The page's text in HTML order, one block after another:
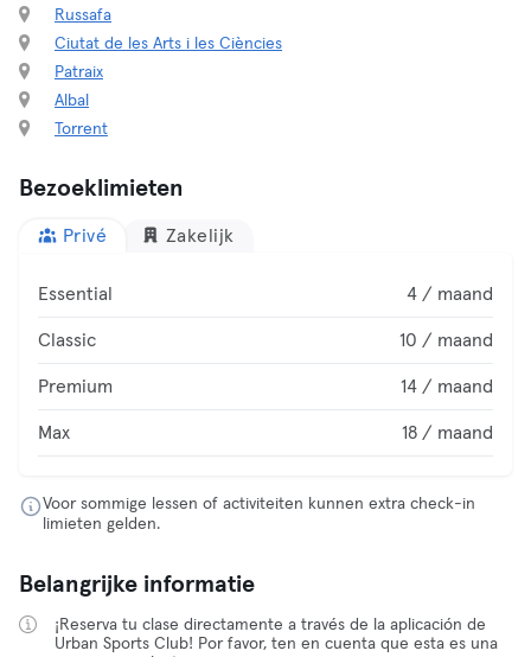
Russafa
Ciutat de les Arts i les Ciències
Patraix
Albal
Torrent
Bezoeklimieten
Privé Zakelijk
Essential 4 / maand
Classic 10 / maand
Premium 14 / maand
Max 18 / maand
Voor sommige lessen of activiteiten kunnen extra check-in
limieten gelden.
Belangrijke informatie
¡Reserva tu clase directamente a través de la aplicación de
Urban Sports Club! Por favor, ten en cuenta que esta es una